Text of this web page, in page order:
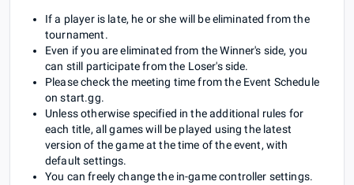
If a player is late, he or she will be eliminated from the
tournament.
Even if you are eliminated from the Winner's side, you
can still participate from the Loser's side.
Please check the meeting time from the Event Schedule
on start.gg.
Unless otherwise specified in the additional rules for
each title, all games will be played using the latest
version of the game at the time of the event, with
default settings.
You can freely change the in-game controller settings.